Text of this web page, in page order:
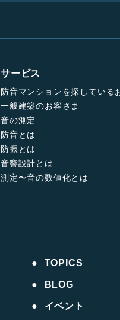
サービス
防音マンションを探している
一般建築のお客さま
音の測定
防音とは
防振とは
音響設計とは
測定〜音の数値化とは
TOPICS
BLOG
イベント